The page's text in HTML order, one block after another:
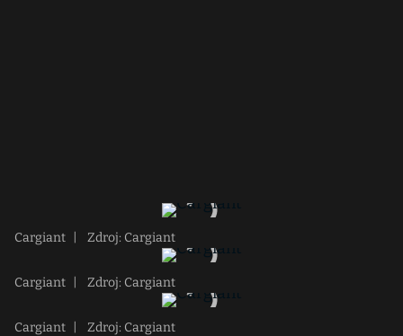
Cargiant Zdroj: Cargiant
Cargiant Zdroj: Cargiant
Cargiant Zdroj: Cargiant